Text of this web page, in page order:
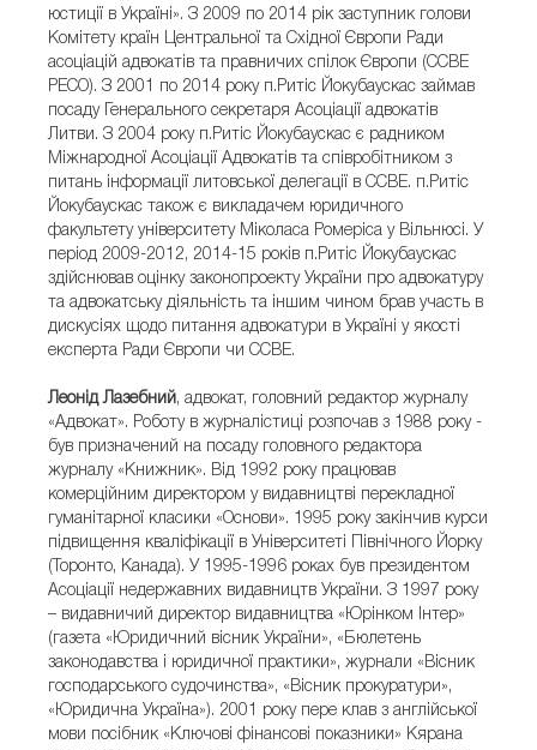
юстиції в Україні». З 2009 по 2014 рік заступник голови
Комітету країн Центральної та Східної Європи Ради
асоціацій адвокатів та правничих спілок Європи (CCBE
PECO). З 2001 по 2014 року п.Ритіс Йокубаускас займав
посаду Генерального секретаря Асоціації адвокатів
Литви. З 2004 року п.Ритіс Йокубаускас є радником
Міжнародної Асоціації Адвокатів та співробітником з
питань інформації литовської делегації в CCBE. п.Ритіс
Йокубаускас також є викладачем юридичного
факультету університету Міколаса Ромеріса у Вільнюсі. У
період 2009-2012, 2014-15 років п.Ритіс Йокубаускас
здійснював оцінку законопроекту України про адвокатуру
та адвокатську діяльність та іншим чином брав участь в
дискусіях щодо питання адвокатури в Україні у якості
експерта Ради Європи чи CCBE.
Леонід Лазебний, адвокат, головний редактор журналу
«Адвокат». Роботу в журналістиці розпочав з 1988 року -
був призначений на посаду головного редактора
журналу «Книжник». Від 1992 року працював
комерційним директором у видавництві перекладної
гуманітарної класики «Основи». 1995 року закінчив курси
підвищення кваліфікації в Університеті Північного Йорку
(Торонто, Канада). У 1995-1996 роках був президентом
Асоціації недержавних видавництв України. З 1997 року
– видавничий директор видавництва «Юрінком Інтер»
(газета «Юридичний вісник України», «Бюлетень
законодавства і юридичної практики», журнали «Вісник
господарського судочинства», «Вісник прокуратури»,
«Юридична Україна»). 2001 року пере клав з англійської
мови посібник «Ключові фінансові показники» Кярана